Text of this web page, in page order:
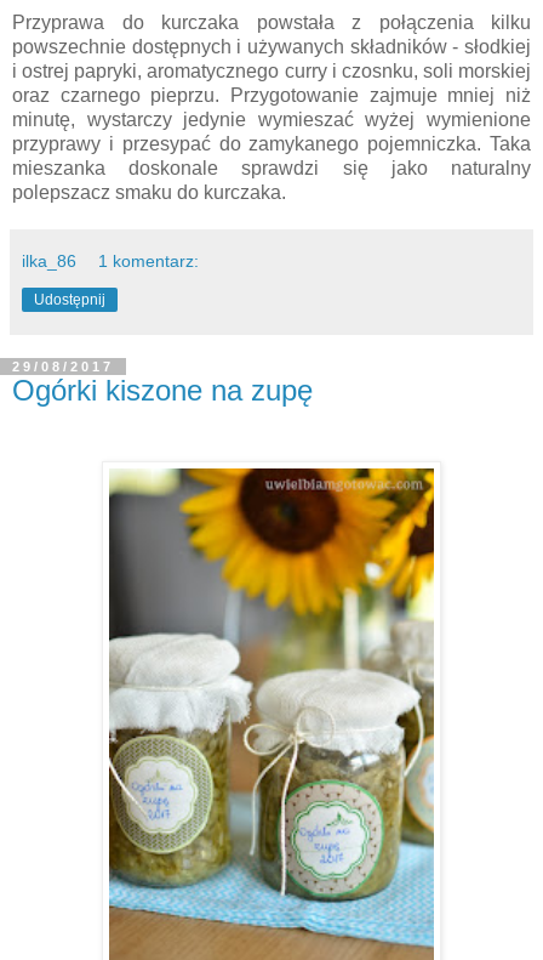
Przyprawa do kurczaka powstała z połączenia kilku
powszechnie dostępnych i używanych składników - słodkiej
i ostrej papryki, aromatycznego curry i czosnku, soli morskiej
oraz czarnego pieprzu. Przygotowanie zajmuje mniej niż
minutę, wystarczy jedynie wymieszać wyżej wymienione
przyprawy i przesypać do zamykanego pojemniczka. Taka
mieszanka doskonale sprawdzi się jako naturalny
polepszacz smaku do kurczaka.
ilka_86 1 komentarz:
Udostępnij
29/08/2017
Ogórki kiszone na zupę